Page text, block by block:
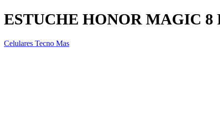
ESTUCHE HONOR MAGIC 8
Celulares Tecno Mas